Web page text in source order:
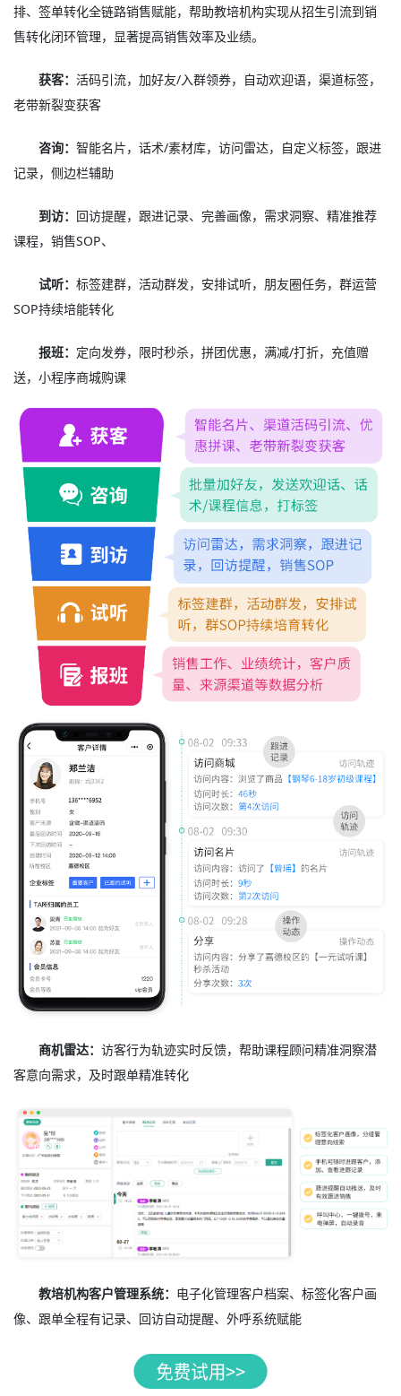
排、签单转化全链路销售赋能，帮助教培机构实现从招生引流到销
售转化闭环管理，显著提高销售效率及业绩。
获客：活码引流，加好友/入群领券，自动欢迎语，渠道标签，
老带新裂变获客
咨询：智能名片，话术/素材库，访问雷达，自定义标签，跟进
记录，侧边栏辅助
到访： 回访提醒，跟进记录、完善画像，需求洞察、精准推荐
课程，销售SOP、
试听：标签建群，活动群发，安排试听，朋友圈任务，群运营
SOP持续培能转化
报班： 定向发券，限时秒杀，拼团优惠，满减/打折，充值赠
送，小程序商城购课
商机雷达：访客行为轨迹实时反馈，帮助课程顾问精准洞察潜
客意向需求，及时跟单精准转化
教培机构客户管理系统： 电子化管理客户档案、标签化客户画
像、跟单全程有记录、回访自动提醒、外呼系统赋能